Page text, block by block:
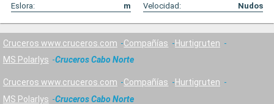
Eslora:
m Velocidad: Nudos
Cruceros www.cruceros.com Compañías
Hurtigruten
MS Polarlys
Cruceros Cabo Norte
Cruceros www.cruceros.com Compañías
Hurtigruten
MS Polarlys
Cruceros Cabo Norte